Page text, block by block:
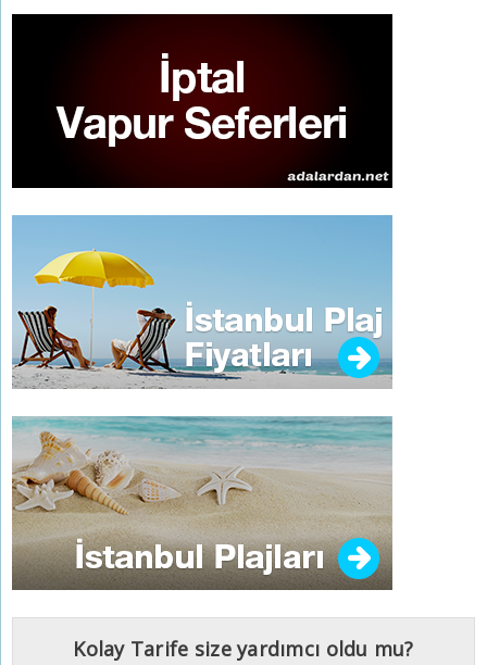
Kolay Tarife size yardımcı oldu mu?